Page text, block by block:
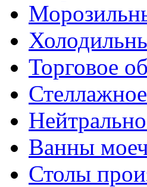
Торговое
Ванны
Столы